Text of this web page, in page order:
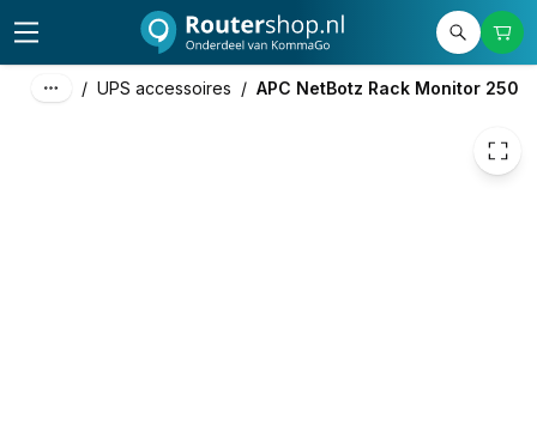
/ UPS accessoires / APC NetBotz Rack Monitor 250
600,00 excl. btw
726,00 incl. btw